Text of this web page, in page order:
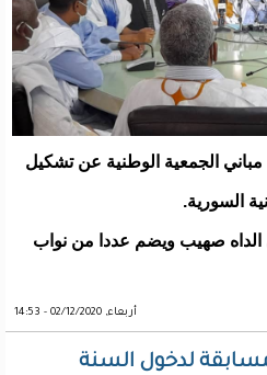
مباني الجمعية الوطنية عن تشكيل
السورية.
الداه صهيب ويضم عددا من نواب
أربعاء, 02/12/2020 - 14:53
مسابقة لدخول السنة